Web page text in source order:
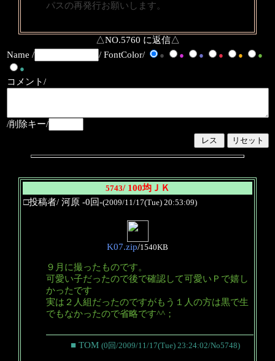
パスの再発行お願いします。
△NO.5760 に返信△
Name /
/ FontColor/ ● ● ● ● ●
●
●
コメント/
/削除キー/
5743/ 100均ＪＫ
□投稿者/ 河原 -0回-(2009/11/17(Tue) 20:53:09)
K07.zip/1540KB
９月に撮ったものです。
可愛い子だったので後で確認して可愛いＰで嬉し
かったです
実は２人組だったのですがもう１人の方は黒で生
でもなかったので省略です^^；
■ TOM (0回/2009/11/17(Tue) 23:24:02/No5748)